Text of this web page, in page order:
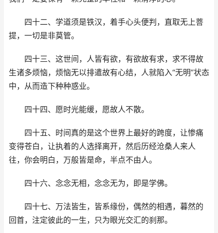
四十二、学道须是铁汉，着手心头便判，直取无上菩
提，一切是非莫管。
四十三、这世间，人皆有欲，有欲故有求，求不得故
生诸多烦恼，烦恼无以排遣故有心结，人就陷入“无明”状态
中，从而造下种种惑业。
四十四、愿时光能缓，愿故人不散。
四十五、时间真的是这个世界上最好的跨度，让惨痛
变得苍白，让执着的人选择离开，然后历经沧桑人来人
往，你会明白，万般皆是命，半点不由人。
四十六、念念无相，念念无为，即是学佛。
四十七、万法皆生，皆系缘份，偶然的相遇，暮然的
回首，注定彼此的一生，只为眼光交汇的刹那。